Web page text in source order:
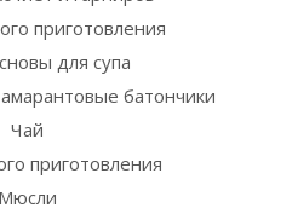
приготовления
для супа
батончики
Чай
приготовления
Мюсли